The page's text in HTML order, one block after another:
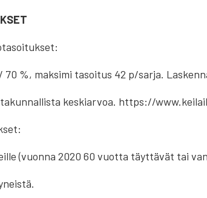
/ 70 %, maksimi tasoitus 42 p/sarja.
keskiarvoa. https://
(vuonna 2020 60 vuotta täyttävät tai